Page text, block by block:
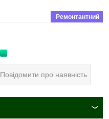
Ремонтантний
Повідомити про наявність